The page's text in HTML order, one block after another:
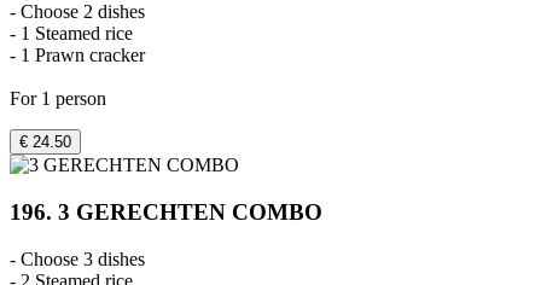
- Choose 2 dishes
- 1 Steamed rice
- 1 Prawn cracker
For 1 person
€ 24.50
196. 3 GERECHTEN COMBO
- Choose 3 dishes
- 2 Steamed rice